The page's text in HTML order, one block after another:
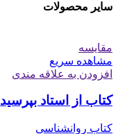
سایر محصولات
مقایسه
مشاهده سریع
افزودن به علاقه مندی
کتاب از استاد بپرسید
کتاب روانشناسی